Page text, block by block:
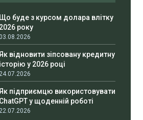
Що буде з курсом долара влітку
2026 року
03.08.2026
відновити зіпсовану кредитну
історію у 2026 році
24.07.2026
підприємцю використовувати
ChatGPT у щоденній роботі
22.07.2026